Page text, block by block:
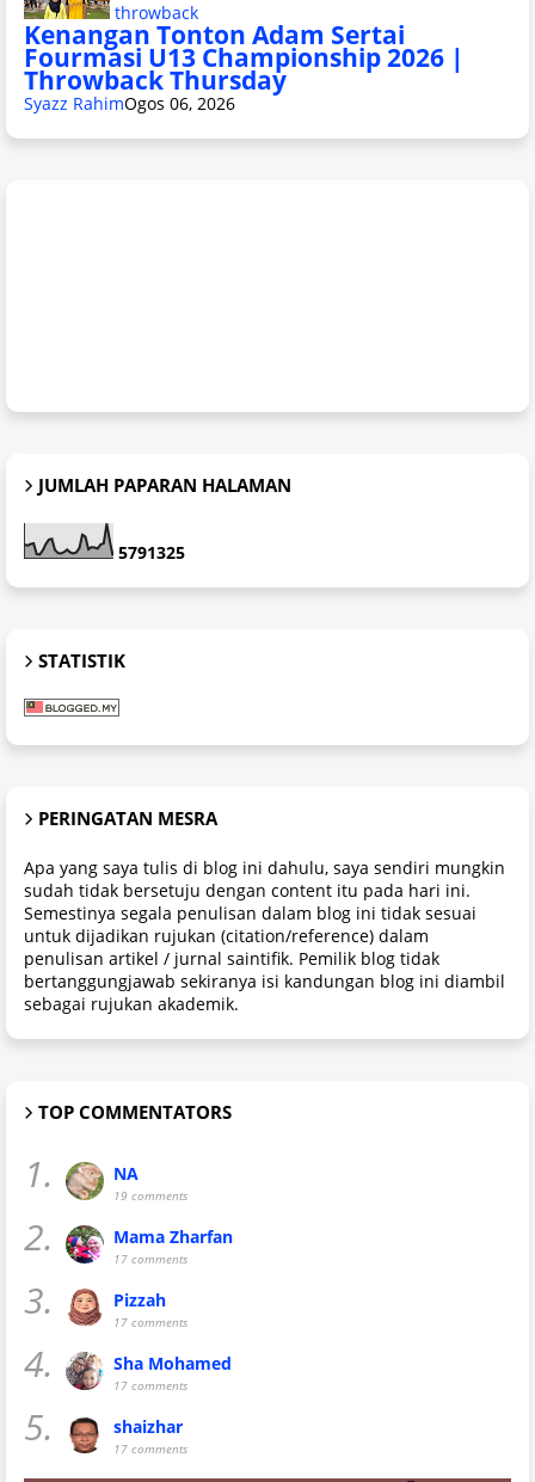
throwback
Kenangan Tonton Adam Sertai
Fourmasi U13 Championship 2026 |
Throwback Thursday
Syazz RahimOgos 06, 2026
JUMLAH PAPARAN HALAMAN
5791325
STATISTIK
PERINGATAN MESRA
Apa yang saya tulis di blog ini dahulu, saya sendiri mungkin
sudah tidak bersetuju dengan content itu pada hari ini.
Semestinya segala penulisan dalam blog ini tidak sesuai
untuk dijadikan rujukan (citation/reference) dalam
penulisan artikel / jurnal saintifik. Pemilik blog tidak
bertanggungjawab sekiranya isi kandungan blog ini diambil
sebagai rujukan akademik.
TOP COMMENTATORS
1. NA
19 comments
2. Mama Zharfan
17 comments
3. Pizzah
17 comments
4. Sha Mohamed
17 comments
5. shaizhar
17 comments